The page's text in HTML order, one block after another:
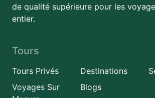
de qualité supérieure pour les
entier.
Tours
Tours Privés Destinations
Voyages Sur
Blogs